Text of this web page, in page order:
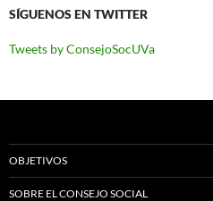
SÍGUENOS EN TWITTER
Tweets by ConsejoSocUVa
OBJETIVOS
SOBRE EL CONSEJO SOCIAL